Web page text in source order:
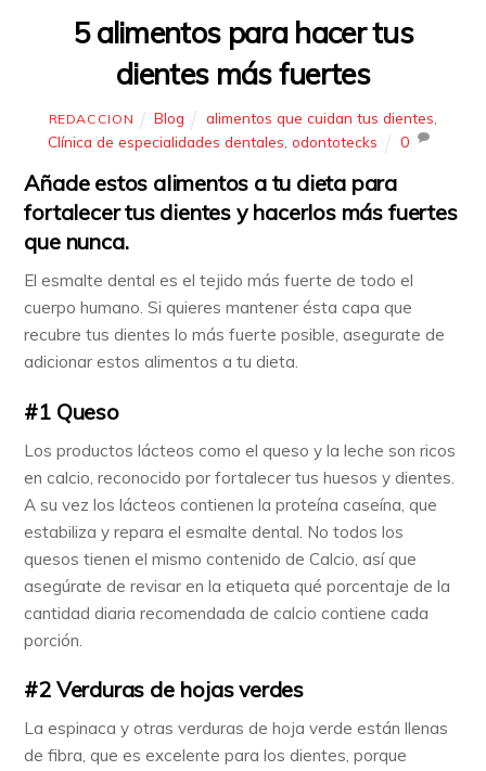
5 alimentos para hacer tus
dientes más fuertes
REDACCION Blog alimentos que cuidan tus dientes
Clínica de especialidades dentales ,odontotecks 0
Añade estos alimentos a tu dieta para
fortalecer tus dientes y hacerlos más fuertes
que nunca.
El esmalte dental es el tejido más fuerte de todo el
cuerpo humano. Si quieres mantener ésta capa que
recubre tus dientes lo más fuerte posible, asegurate de
adicionar estos alimentos a tu dieta.
#1 Queso
Los productos lácteos como el queso y la leche son ricos
en calcio, reconocido por fortalecer tus huesos y dientes.
A su vez los lácteos contienen la proteína caseína, que
estabiliza y repara el esmalte dental. No todos los
quesos tienen el mismo contenido de Calcio, así que
asegúrate de revisar en la etiqueta qué porcentaje de la
cantidad diaria recomendada de calcio contiene cada
porción.
#2 Verduras de hojas verdes
La espinaca y otras verduras de hoja verde están llenas
de fibra, que es excelente para los dientes, porque